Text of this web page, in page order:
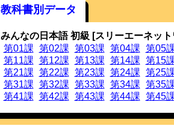
す。
アクセス履歴を更新しました。
20150527
スウェーデン語版を追加しました
す。
20150310
アクセス履歴を更新しました。
20141029
スズキクンの音声合成機能では
JEITA フォーマットに一旦変換し
ーマットを表示するオプション
「実行」し，音声を「作成」する
しました。なお，オプションで原
教科書別データ
みんなの日本語 初級 [スリーエーネット
第01課 第02課 第03課 第04課 第05
第11課 第12課 第13課 第14課 第15
第21課 第22課 第23課 第24課 第25
第31課 第32課 第33課 第34課 第35
第41課 第42課 第43課 第44課 第45